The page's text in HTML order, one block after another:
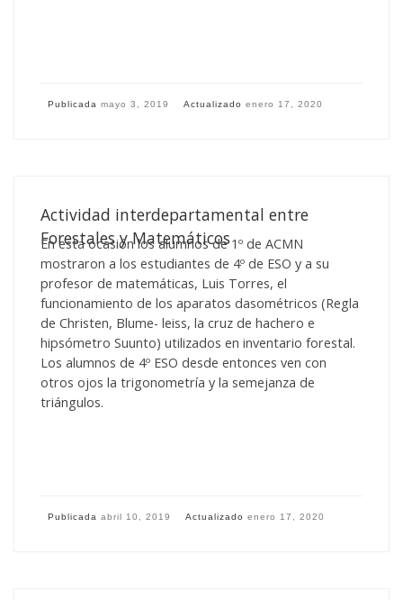
Publicadamayo 3, 2019 Actualizadoenero 17, 2020
Actividad interdepartamental entre
Forestales y Matemáticos
En esta ocasión los alumnos de 1º de ACMN
mostraron a los estudiantes de 4º de ESO y a su
profesor de matemáticas, Luis Torres, el
funcionamiento de los aparatos dasométricos (Regla
de Christen, Blume- leiss, la cruz de hachero e
hipsómetro Suunto) utilizados en inventario forestal.
Los alumnos de 4º ESO desde entonces ven con
otros ojos la trigonometría y la semejanza de
triángulos.
Publicadaabril 10, 2019 Actualizadoenero 17, 2020